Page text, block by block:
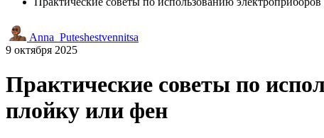
Anna_Puteshestvennitsa
9 октября 2025
Практические советы по
плойку или фен